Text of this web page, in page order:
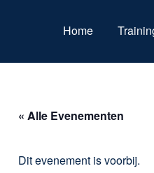
Home
« Alle Evenementen
Dit evenement is voorbij.